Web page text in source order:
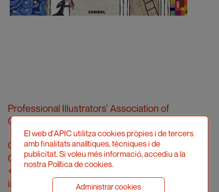
Professional Illustrators’ Association of
Catalonia (hereinafter, APIC)
Carrer Londres, 96, pral. 2a
08036 Barcelona
+34 934 161 474
info@apic.cat
El web d'APIC utilitza cookies pròpies i de tercers
amb finalitats analítiques, tècniques i de
publicitat. Si voleu més informació, accediu a la
nostra Política de cookies.
Administrar cookies